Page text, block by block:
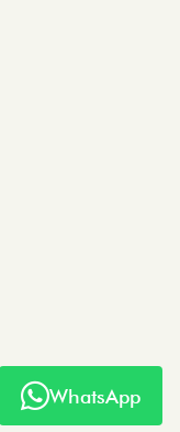
WhatsApp